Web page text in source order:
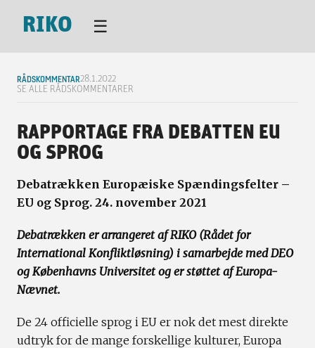
RIKO ☰
RÅDSKOMMENTAR28.1.2022
SE ALLE RÅDSKOMMENTARER
RAPPORTAGE FRA DEBATTEN EU
OG SPROG
Debatrækken Europæiske Spændingsfelter –
EU og Sprog. 24. november 2021
Debatrækken er arrangeret af RIKO (Rådet for
International Konfliktløsning) i samarbejde med DEO
og Københavns Universitet og er støttet af Europa-
Nævnet.
De 24 officielle sprog i EU er nok det mest direkte
udtryk for de mange forskellige kulturer, Europa